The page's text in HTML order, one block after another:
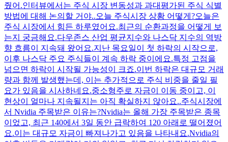
줬어.인터뷰에서는 주식 시장 변동성과 과대평가된 주식 식별
방법에 대해 논의할 거야..오늘 주식시장 상황 어떻게?오늘은
주식 시장에서 힘든 하루였어요.최근의 순환과정을 어떻게 보
는지 궁금해요.다우존스 산업 평균지수와 나스닥 지수의 역방
향 흐름이 지속돼 왔어요.지난 목요일이 첫 하락의 시작으로,
이후 나스닥 주요 주식들이 계속 하락 중이에요.특정 고점을
넘으면 하락이 시작될 가능성이 크죠.이번 하락은 대규모 거래
량과 함께 발생했는데, 이는 추가적으로 주식 비중을 줄일 필
요가 있음을 시사하네요.중소형주로 자금이 이동 중이고, 이
현상이 얼마나 지속될지는 아직 확실하지 않아요..주식시장에
서 Nvidia 주목받은 이유는?Nvidia는 올해 가장 주목받은 종목
이었고, 최근 140에서 3일 동안 급락하여 120 아래로 떨어졌어
요.이는 대규모 자금이 빠져나가고 있음을 나타내요.Nvidia의